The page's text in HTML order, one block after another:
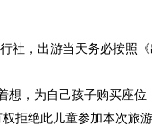
社，出游当天务必按照
，为自己孩子购买座
绝此儿童参加本次旅